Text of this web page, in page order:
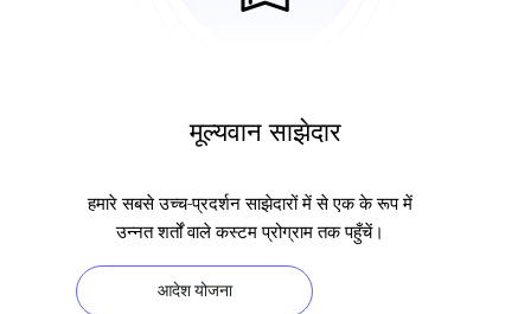
मूल्यवान साझेदार
हमारे सबसे उच्च-प्रदर्शन साझेदारों में से एक के रूप में
उन्नत शर्तों वाले कस्टम प्रोग्राम तक पहुँचें।
आदेश योजना